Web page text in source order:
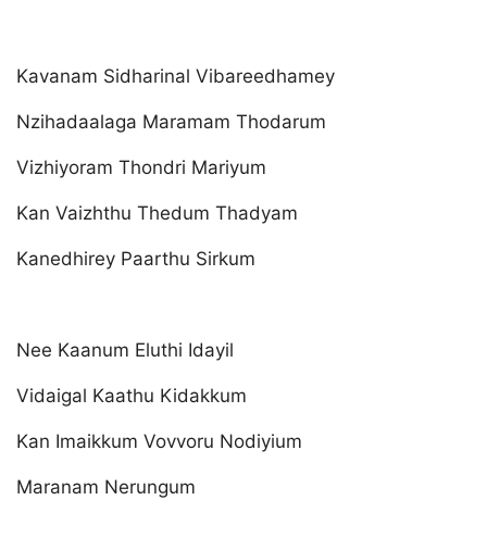
Kavanam Sidharinal Vibareedhamey
Nzihadaalaga Maramam Thodarum
Vizhiyoram Thondri Mariyum
Kan Vaizhthu Thedum Thadyam
Kanedhirey Paarthu Sirkum
Nee Kaanum Eluthi Idayil
Vidaigal Kaathu Kidakkum
Kan Imaikkum Vovvoru Nodiyium
Maranam Nerungum